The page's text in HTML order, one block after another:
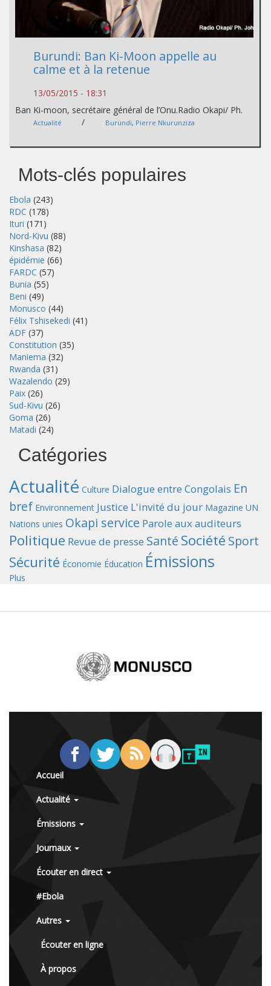
Burundi: Ban Ki-Moon appelle au
calme et à la retenue
13/05/2015 - 18:31
Ban Ki-moon, secrétaire général de l’Onu.Radio Okapi/ Ph.
Actualité / Burundi, Pierre Nkurunziza
Mots-clés populaires
Ebola (243)
RDC (178)
Ituri (171)
Nord-Kivu (88)
Kinshasa (82)
épidémie (66)
FARDC (57)
Bunia (55)
Beni (49)
Monusco (44)
Félix Tshisekedi (41)
ADF (37)
Constitution (35)
Maniema (32)
Rwanda (31)
Wazalendo (29)
Paix (26)
Sud-Kivu (26)
Goma (26)
Matadi (24)
Catégories
Actualité Culture Dialogue entre Congolais En
bref Environnement Justice L'invité du jour Magazine UN
Nations unies Okapi service Parole aux auditeurs
Politique Revue de presse Santé Société Sport
Sécurité Économie Éducation Émissions
Plus
Accueil
Actualité
Émissions
Journaux
Écouter en direct
#Ebola
Autres
Écouter en ligne
À propos